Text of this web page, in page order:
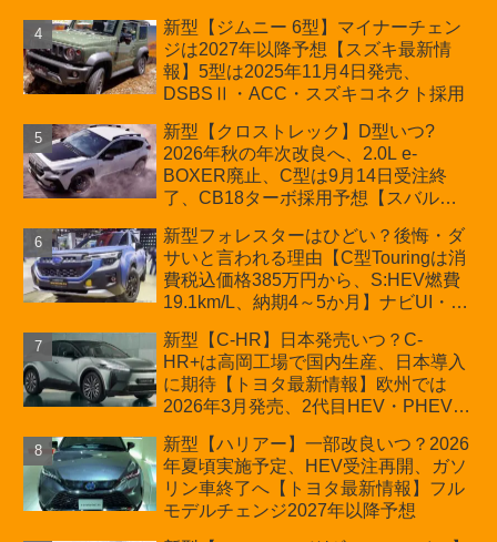
プが争点【スズキ最新情報】特別仕様
車「ZC33S Final Edition」終了
新型【ジムニー 6型】マイナーチェン
ジは2027年以降予想【スズキ最新情
報】5型は2025年11月4日発売、
DSBSⅡ・ACC・スズキコネクト採用
新型【クロストレック】D型いつ?
2026年秋の年次改良へ、2.0L e-
BOXER廃止、C型は9月14日受注終
了、CB18ターボ採用予想【スバル最
新型フォレスターはひどい？後悔・ダ
サいと言われる理由【C型Touringは消
費税込価格385万円から、S:HEV燃費
19.1km/L、納期4～5か月】ナビUI・冬
カーオブザイヤーとJNCAP大賞受賞後
も残る注意点
新型【C-HR】日本発売いつ？C-
HR+は高岡工場で国内生産、日本導入
に期待【トヨタ最新情報】欧州では
2026年3月発売、2代目HEV・PHEVは
新型【ハリアー】一部改良いつ？2026
年夏頃実施予定、HEV受注再開、ガソ
リン車終了へ【トヨタ最新情報】フル
モデルチェンジ2027年以降予想